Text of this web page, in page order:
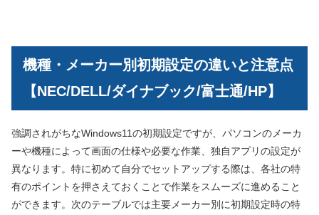
機種・メーカー別初期設定の違いと注意点
【NEC/DELL/ダイナブック/富士通/HP】
強調されがちなWindows11の初期設定ですが、パソコンのメーカ
ーや機種によって画面の仕様や必要な作業、独自アプリの設定が
異なります。特に初めて自分でセットアップする際は、各社の特
有のポイントを押さえておくことで作業をスムーズに進めること
ができます。次のテーブルでは主要メーカー別に初期設定時の特